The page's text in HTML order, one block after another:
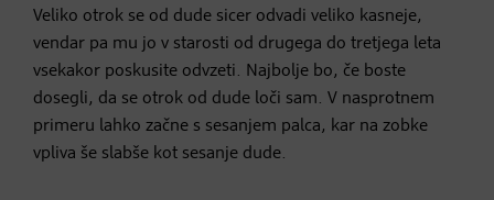
Veliko otrok se od dude sicer odvadi veliko kasneje,
vendar pa mu jo v starosti od drugega do tretjega leta
vsekakor poskusite odvzeti. Najbolje bo, če boste
dosegli, da se otrok od dude loči sam. V nasprotnem
primeru lahko začne s sesanjem palca, kar na zobke
vpliva še slabše kot sesanje dude.